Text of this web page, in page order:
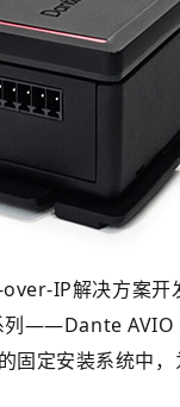
IP解决方案开
列——Dante
定安装系统中